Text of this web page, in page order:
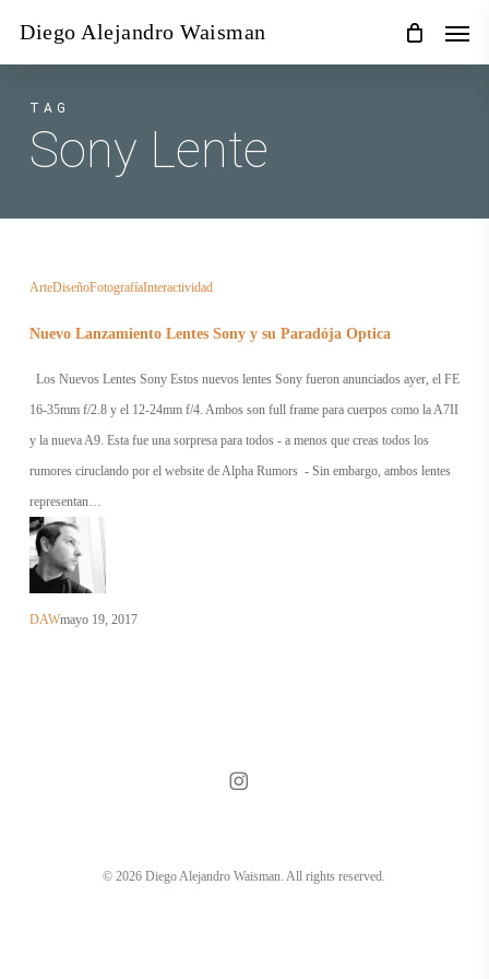
content
Diego Alejandro Waisman
TAG
Sony Lente
Nuevo
Sony
y
su
Paradója
Optica
ArteDiseñoFotografíaInteractividad
Nuevo Lanzamiento Lentes Sony y su Paradója Optica
Los Nuevos Lentes Sony Estos nuevos lentes Sony fueron anunciados ayer, el FE
16-35mm f/2.8 y el 12-24mm f/4. Ambos son full frame para cuerpos como la A7II
y la nueva A9. Esta fue una sorpresa para todos - a menos que creas todos los
rumores ciruclando por el website de Alpha Rumors - Sin embargo, ambos lentes
representan…
DAWmayo 19, 2017
© 2026 Diego Alejandro Waisman. All rights reserved.